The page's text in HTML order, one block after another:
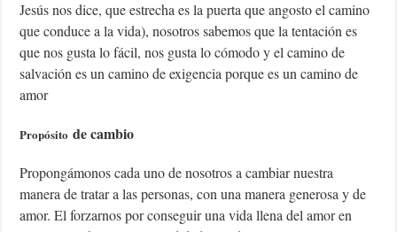
Jesús nos dice, que estrecha es la puerta que angosto el camino
que conduce a la vida), nosotros sabemos que la tentación es
que nos gusta lo fácil, nos gusta lo cómodo y el camino de
salvación es un camino de exigencia porque es un camino de
amor
Propósito de cambio
Propongámonos cada uno de nosotros a cambiar nuestra
manera de tratar a las personas, con una manera generosa y de
amor. El forzarnos por conseguir una vida llena del amor en